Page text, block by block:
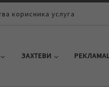
корисника услуга
ЗАХТЕВИ